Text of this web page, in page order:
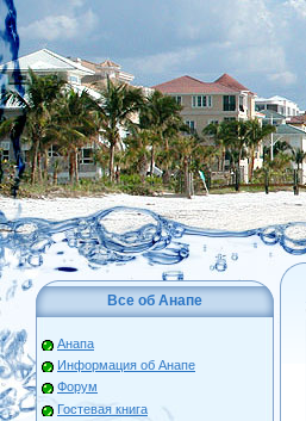
Все об Анапе
Анапа
Информация об Анапе
Форум
Гостевая книга